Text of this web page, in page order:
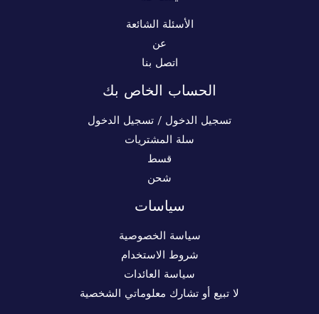
الأسئلة الشائعة
عن
اتصل بنا
الحساب الخاص بك
تسجيل الدخول / تسجيل الدخول
سلة المشتريات
قسط
شحن
سياسات
سياسة الخصوصية
شروط الاستخدام
سياسة العائدات
لا تبيع أو تشارك معلوماتي الشخصية